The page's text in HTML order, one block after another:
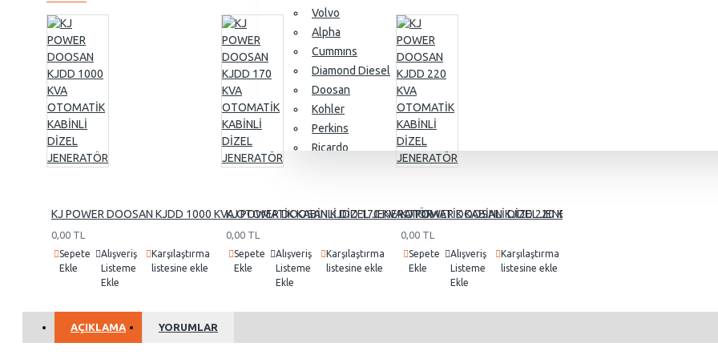
Volvo
Alpha
Cummıns
Diamond Diesel
Doosan
Kohler
Perkins
Ricardo
Baudouin
Alternatörler
KJ Power
KJ POWER DOOSAN KJDD 1000 KVA OTOMATİK KABİNLİ DİZEL JENERATÖR
0,00 TL
Sepete
Ekle
Alışveriş
Listeme
Ekle
Karşılaştırma
listesine ekle
KJ POWER DOOSAN KJDD 170 KVA OTOMATİK KABİNLİ DİZEL JENERATÖR
0,00 TL
Sepete
Ekle
Alışveriş
Listeme
Ekle
Karşılaştırma
listesine ekle
KJ POWER DOOSAN KJDD 220 KVA OTOMATİK KABİNLİ DİZEL
0,00 TL
Sepete
Ekle
Alışveriş
Listeme
Ekle
Karşılaştırma
listesine ekle
AÇIKLAMA YORUMLAR